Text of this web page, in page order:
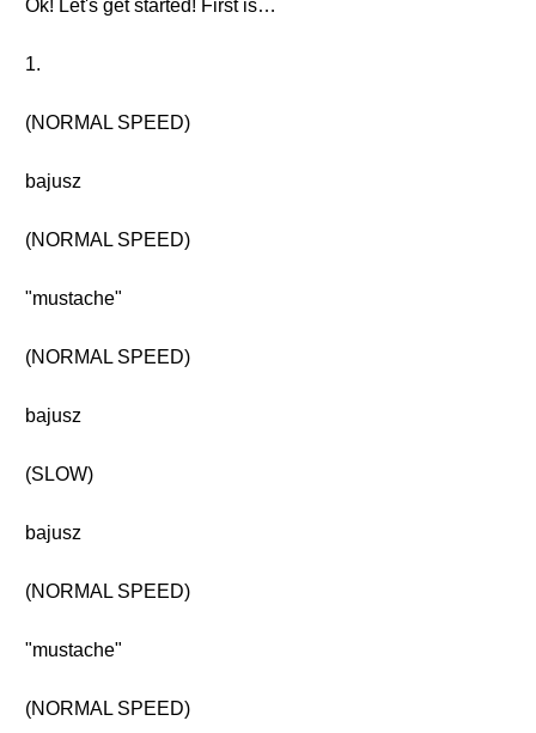
Ok! Let's get started! First is…
1.
(NORMAL SPEED)
bajusz
(NORMAL SPEED)
"mustache"
(NORMAL SPEED)
bajusz
(SLOW)
bajusz
(NORMAL SPEED)
"mustache"
(NORMAL SPEED)